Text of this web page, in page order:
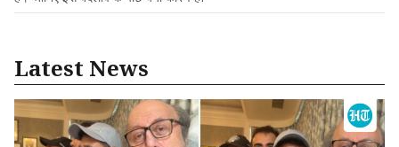
Latest News